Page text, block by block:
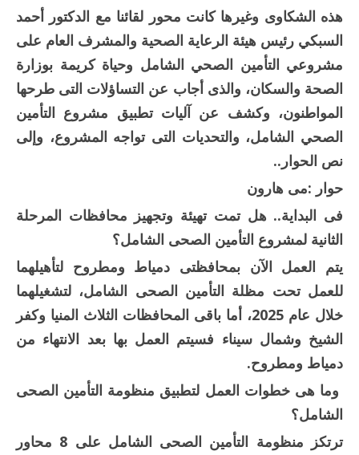
هذه الشكاوى وغيرها كانت محور لقائنا مع الدكتور أحمد
السبكي رئيس هيئة الرعاية الصحية والمشرف العام على
مشروعي التأمين الصحي الشامل وحياة كريمة بوزارة
الصحة والسكان، والذى أجاب عن التساؤلات التى طرحها
المواطنون، وكشف عن آليات تطبيق مشروع التأمين
الصحي الشامل، والتحديات التى تواجه المشروع، وإلى
نص الحوار..
حوار :مى هارون
فى البداية.. هل تمت تهيئة وتجهيز محافظات المرحلة
الثانية لمشروع التأمين الصحى الشامل؟
يتم العمل الآن بمحافظتى دمياط ومطروح لتأهيلهما
للعمل تحت مظلة التأمين الصحى الشامل، لتشغيلهما
خلال عام 2025، أما باقى المحافظات الثلاث المنيا وكفر
الشيخ وشمال سيناء فسيتم العمل بها بعد الانتهاء من
دمياط ومطروح.
وما هى خطوات العمل لتطبيق منظومة التأمين الصحى
الشامل؟
ترتكز منظومة التأمين الصحى الشامل على 8 محاور